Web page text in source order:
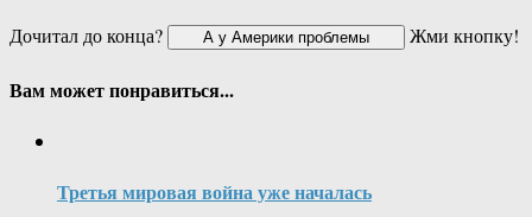
Дочитал до конца?
Жми кнопку!
Вам может понравиться...
Третья мировая война уже началась